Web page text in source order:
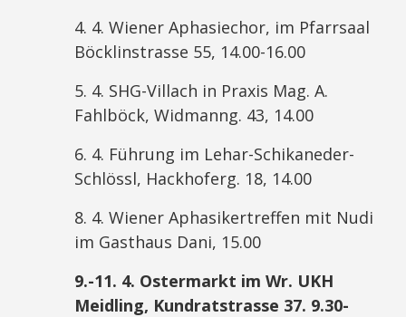
4. 4. Wiener Aphasiechor, im Pfarrsaal
Böcklinstrasse 55, 14.00-16.00
5. 4. SHG-Villach in Praxis Mag. A.
Fahlböck, Widmanng. 43, 14.00
6. 4. Führung im Lehar-Schikaneder-
Schlössl, Hackhoferg. 18, 14.00
8. 4. Wiener Aphasikertreffen mit Nudi
im Gasthaus Dani, 15.00
9.-11. 4. Ostermarkt im Wr. UKH
Meidling, Kundratstrasse 37. 9.30-